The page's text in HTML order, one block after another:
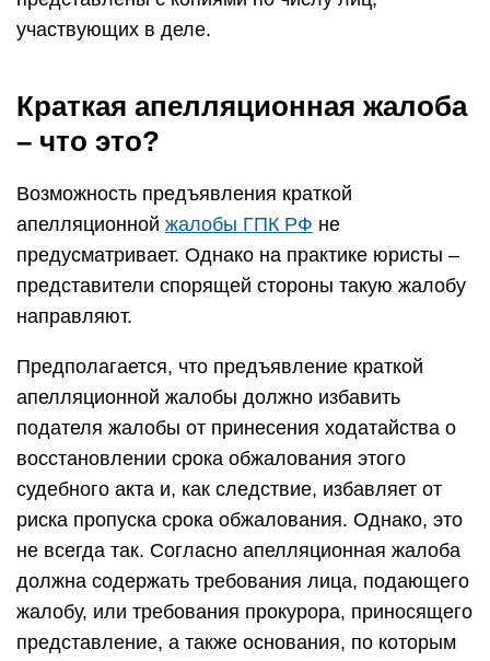
участвующих в деле.
Краткая апелляционная жалоба
– что это?
Возможность предъявления краткой
апелляционной жалобы ГПК РФ не
предусматривает. Однако на практике юристы –
представители спорящей стороны такую жалобу
направляют.
Предполагается, что предъявление краткой
апелляционной жалобы должно избавить
подателя жалобы от принесения ходатайства о
восстановлении срока обжалования этого
судебного акта и, как следствие, избавляет от
риска пропуска срока обжалования. Однако, это
не всегда так. Согласно апелляционная жалоба
должна содержать требования лица, подающего
жалобу, или требования прокурора, приносящего
представление, а также основания, по которым